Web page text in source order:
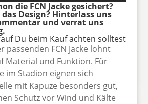
die FCN Jacke gesichert?
Design? Hinterlass uns
und verrat uns
Du beim Kauf achten solltest
passenden FCN Jacke lohnt
Material und Funktion. Für
im Stadion eignen sich
mit Kapuze besonders gut,
Schutz vor Wind und Kälte